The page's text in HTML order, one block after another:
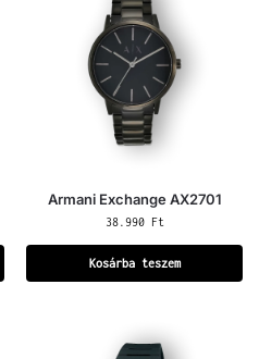
Armani Exchange AX2701
38.990 Ft
Kosárba teszem